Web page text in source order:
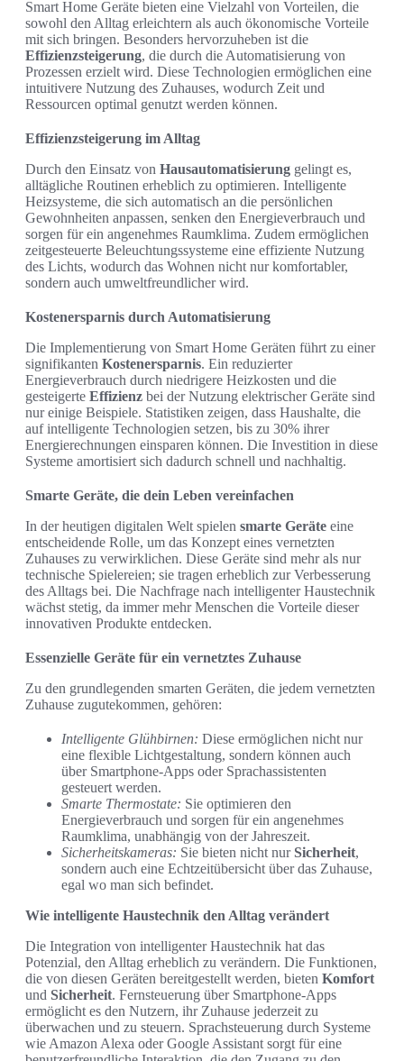
Smart Home Geräte bieten eine Vielzahl von Vorteilen, die
sowohl den Alltag erleichtern als auch ökonomische Vorteile
mit sich bringen. Besonders hervorzuheben ist die
Effizienzsteigerung, die durch die Automatisierung von
Prozessen erzielt wird. Diese Technologien ermöglichen eine
intuitivere Nutzung des Zuhauses, wodurch Zeit und
Ressourcen optimal genutzt werden können.
Effizienzsteigerung im Alltag
Durch den Einsatz von Hausautomatisierung gelingt es,
alltägliche Routinen erheblich zu optimieren. Intelligente
Heizsysteme, die sich automatisch an die persönlichen
Gewohnheiten anpassen, senken den Energieverbrauch und
sorgen für ein angenehmes Raumklima. Zudem ermöglichen
zeitgesteuerte Beleuchtungssysteme eine effiziente Nutzung
des Lichts, wodurch das Wohnen nicht nur komfortabler,
sondern auch umweltfreundlicher wird.
Kostenersparnis durch Automatisierung
Die Implementierung von Smart Home Geräten führt zu einer
signifikanten Kostenersparnis. Ein reduzierter
Energieverbrauch durch niedrigere Heizkosten und die
gesteigerte Effizienz bei der Nutzung elektrischer Geräte sind
nur einige Beispiele. Statistiken zeigen, dass Haushalte, die
auf intelligente Technologien setzen, bis zu 30% ihrer
Energierechnungen einsparen können. Die Investition in diese
Systeme amortisiert sich dadurch schnell und nachhaltig.
Smarte Geräte, die dein Leben vereinfachen
In der heutigen digitalen Welt spielen smarte Geräte eine
entscheidende Rolle, um das Konzept eines vernetzten
Zuhauses zu verwirklichen. Diese Geräte sind mehr als nur
technische Spielereien; sie tragen erheblich zur Verbesserung
des Alltags bei. Die Nachfrage nach intelligenter Haustechnik
wächst stetig, da immer mehr Menschen die Vorteile dieser
innovativen Produkte entdecken.
Essenzielle Geräte für ein vernetztes Zuhause
Zu den grundlegenden smarten Geräten, die jedem vernetzten
Zuhause zugutekommen, gehören:
Intelligente Glühbirnen: Diese ermöglichen nicht nur
eine flexible Lichtgestaltung, sondern können auch
über Smartphone-Apps oder Sprachassistenten
gesteuert werden.
Smarte Thermostate: Sie optimieren den
Energieverbrauch und sorgen für ein angenehmes
Raumklima, unabhängig von der Jahreszeit.
Sicherheitskameras: Sie bieten nicht nurSicherheit,
sondern auch eine Echtzeitübersicht über das Zuhause,
egal wo man sich befindet.
Wie intelligente Haustechnik den Alltag verändert
Die Integration von intelligenter Haustechnik hat das
Potenzial, den Alltag erheblich zu verändern. Die Funktionen,
die von diesen Geräten bereitgestellt werden, bieten Komfort
und Sicherheit. Fernsteuerung über Smartphone-Apps
ermöglicht es den Nutzern, ihr Zuhause jederzeit zu
überwachen und zu steuern. Sprachsteuerung durch Systeme
wie Amazon Alexa oder Google Assistant sorgt für eine